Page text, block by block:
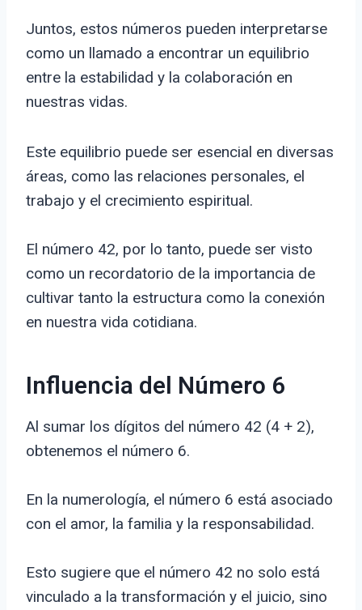
Juntos, estos números pueden interpretarse
como un llamado a encontrar un equilibrio
entre la estabilidad y la colaboración en
nuestras vidas.
Este equilibrio puede ser esencial en diversas
áreas, como las relaciones personales, el
trabajo y el crecimiento espiritual.
El número 42, por lo tanto, puede ser visto
como un recordatorio de la importancia de
cultivar tanto la estructura como la conexión
en nuestra vida cotidiana.
Influencia del Número 6
Al sumar los dígitos del número 42 (4 + 2),
obtenemos el número 6.
En la numerología, el número 6 está asociado
con el amor, la familia y la responsabilidad.
Esto sugiere que el número 42 no solo está
vinculado a la transformación y el juicio, sino